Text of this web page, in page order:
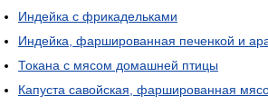
Индейка с фрикадельками
Индейка, фаршированная печенкой и
Токана с мясом домашней птицы
Капуста савойская, фаршированная